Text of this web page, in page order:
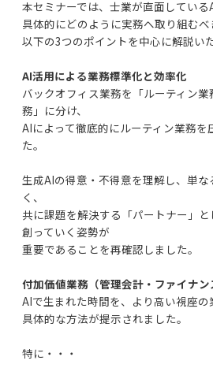
本セミナーでは、士業が直面している
具体的にどのように実務へ取り組むべ
以下の3つのポイントを中心に解説い
AI活用による業務標準化と効率化
バックオフィス業務を「ルーティン
務」に分け、
AIによって徹底的にルーティン業務を
た。
生成AIの得意・不得意を理解し、単
く、
共に課題を解決する「パートナー」
創っていく姿勢が
重要であることを再確認しました。
付加価値業務（管理会計・ファイナ
AIで生まれた時間を、より高い視座の
具体的な方法が提示されました。
特に・・・